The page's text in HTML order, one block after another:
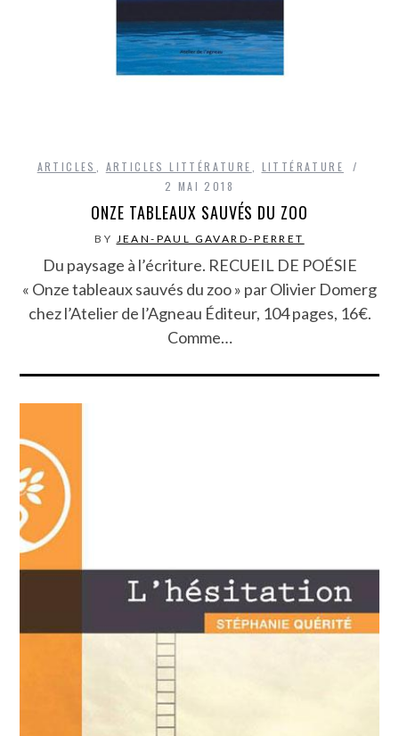
ARTICLES ARTICLES LITTÉRATURE
LITTÉRATURE
2 MAI 2018
ONZE TABLEAUX SAUVÉS DU ZOO
BY JEAN-PAUL GAVARD-PERRET
Du paysage à l’écriture. RECUEIL DE POÉSIE
« Onze tableaux sauvés du zoo » par Olivier Domerg
chez l’Atelier de l’Agneau Éditeur, 104 pages, 16€.
Comme…